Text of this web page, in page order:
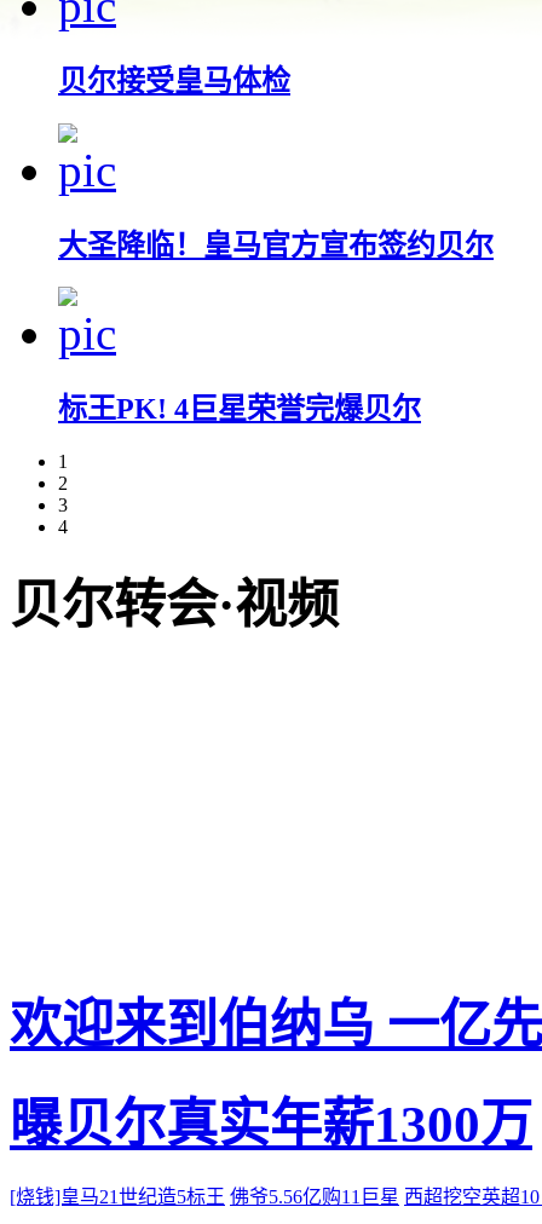
贝尔接受皇马体检
大圣降临！皇马官方宣布签约贝尔
标王PK! 4巨星荣誉完爆贝尔
1
2
3
4
贝尔转会·视频
欢迎来到伯纳乌 一亿
曝贝尔真实年薪1300万
[烧钱]皇马21世纪造5标王 佛爷5.56亿购11巨星 西超挖空英超